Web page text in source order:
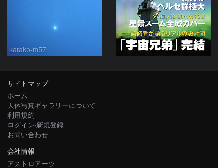
karako-m57
サイトマップ
ホーム
天体写真ギャラリーについて
利用規約
ログイン/新規登録
お問い合わせ
会社情報
アストロアーツ